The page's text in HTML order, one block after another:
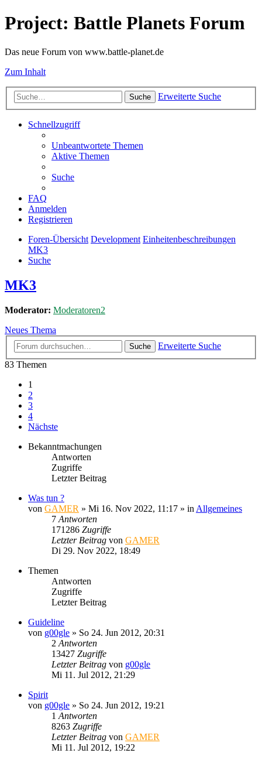
Project: Battle Planets Forum
Das neue Forum von www.battle-planet.de
Zum Inhalt
Suche Erweiterte Suche
Schnellzugriff
Unbeantwortete Themen
Aktive Themen
Suche
FAQ
Anmelden
Registrieren
Foren-Übersicht Development Einheitenbeschreibungen
MK3
Suche
MK3
Moderator: Moderatoren2
Neues Thema
Suche
Erweiterte Suche
83 Themen
1
2
3
4
Nächste
Bekanntmachungen
Antworten
Zugriffe
Letzter Beitrag
Was tun ?
von GAMER » Mi 16. Nov 2022, 11:17 » in Allgemeines
7 Antworten
171286 Zugriffe
Letzter Beitrag von GAMER
Di 29. Nov 2022, 18:49
Themen
Antworten
Zugriffe
Letzter Beitrag
Guideline
von g00gle » So 24. Jun 2012, 20:31
2 Antworten
13427 Zugriffe
Letzter Beitrag von g00gle
Mi 11. Jul 2012, 21:29
Spirit
von g00gle » So 24. Jun 2012, 19:21
1 Antworten
8263 Zugriffe
Letzter Beitrag von GAMER
Mi 11. Jul 2012, 19:22